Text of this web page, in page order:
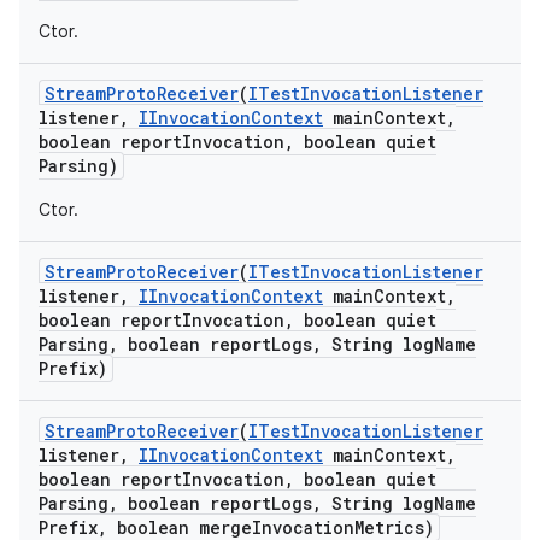
Ctor.
StreamProtoReceiver(ITestInvocationListener
listener, IInvocationContext mainContext,
boolean reportInvocation ,
boolean quiet
Parsing)
Ctor.
StreamProtoReceiver(ITestInvocationListener
listener, IInvocationContext mainContext,
boolean reportInvocation ,
boolean quiet
Parsing , boolean reportLogs, String logName
Prefix)
StreamProtoReceiver(ITestInvocationListener
listener, IInvocationContext mainContext,
boolean reportInvocation ,
boolean quiet
Parsing , boolean reportLogs, String logName
Prefix, boolean mergeInvocationMetrics)